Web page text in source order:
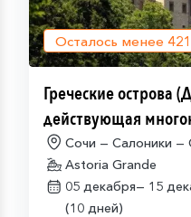
Осталось менее 421
Греческие острова
действующая
виза)Сочи — Салоники —
Astoria Grande
05 декабря— 15
(10 дней)